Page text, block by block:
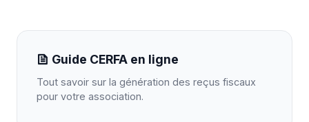
Guide CERFA en ligne
Tout savoir sur la génération des reçus fiscaux
pour votre association.